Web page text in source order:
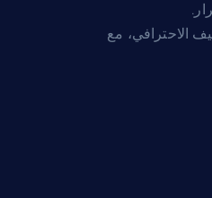
الاحترافي، مع